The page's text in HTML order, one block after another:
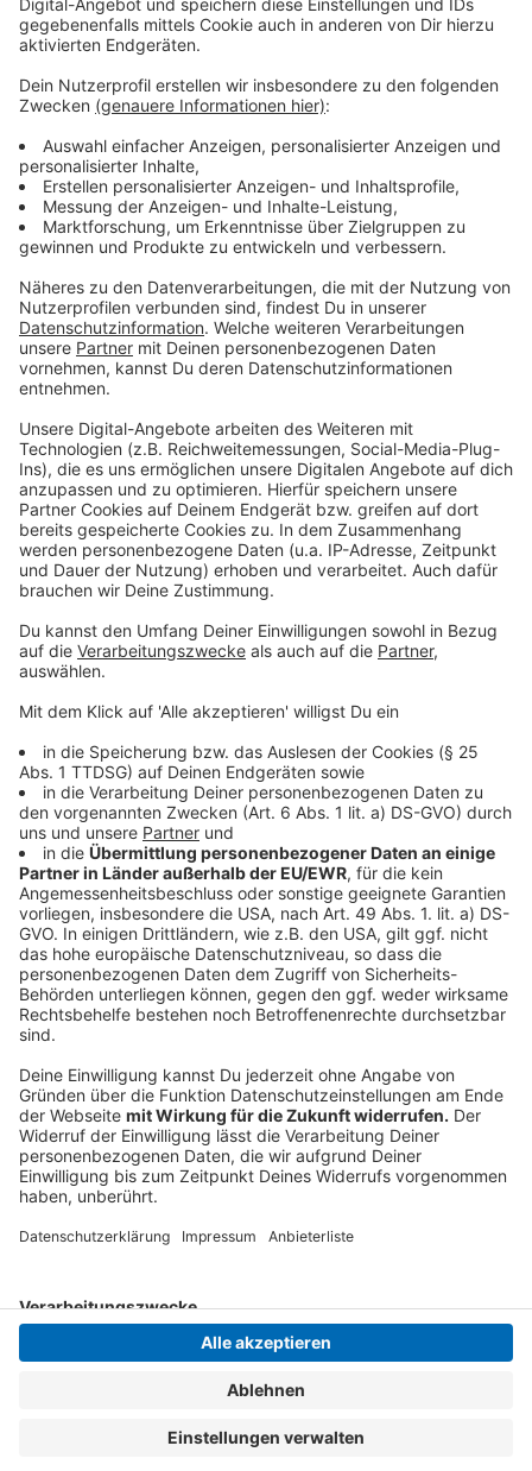
Viersen: 45 bestätigte Fälle, 7 gesund
Willich: 60 bestätigte Fälle, 15 gesund, 1 Todesfall
Anzeige
Anzeige
Auch in Krefeld ist die Zahl der Menschen weiter
haben. Nach Angaben der Stadt gibt es jetzt 208
bestätigte Fälle - zehn mehr als gestern. 27
Menschen liegen im Krankenhaus. Davon werden sechs
Patienten auf der Intensivstation behandelt. 34
Krefelder gelten als genesen; ihre häusliche
Quarantäne ist zu Ende.
Anzeige
Erster Corona-Fall unter Lehrern
Anzeige
In der Krefelder Buchenschule gibt es einen Corona-
Fall unter den Lehrern. Deshalb steht dort die
Notbetreuung bis zum Ende der Woche nicht mehr zur
Verfügung. Die Kinder werden stattdessen in einem
Berufskolleg oder einer derzeit ungenutzten Kita
betreut. Nachdem das Schulgebäude grundgereinigt
und desinfiziert wurde, soll die Betreuung in der
kommenden Woche wieder aufgenommen werden.
Anzeige